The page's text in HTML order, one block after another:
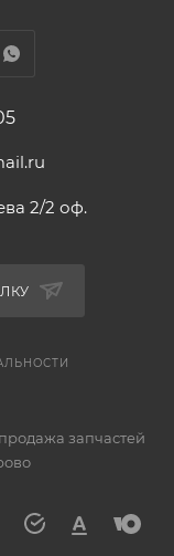
2/2 оф.
запчастей